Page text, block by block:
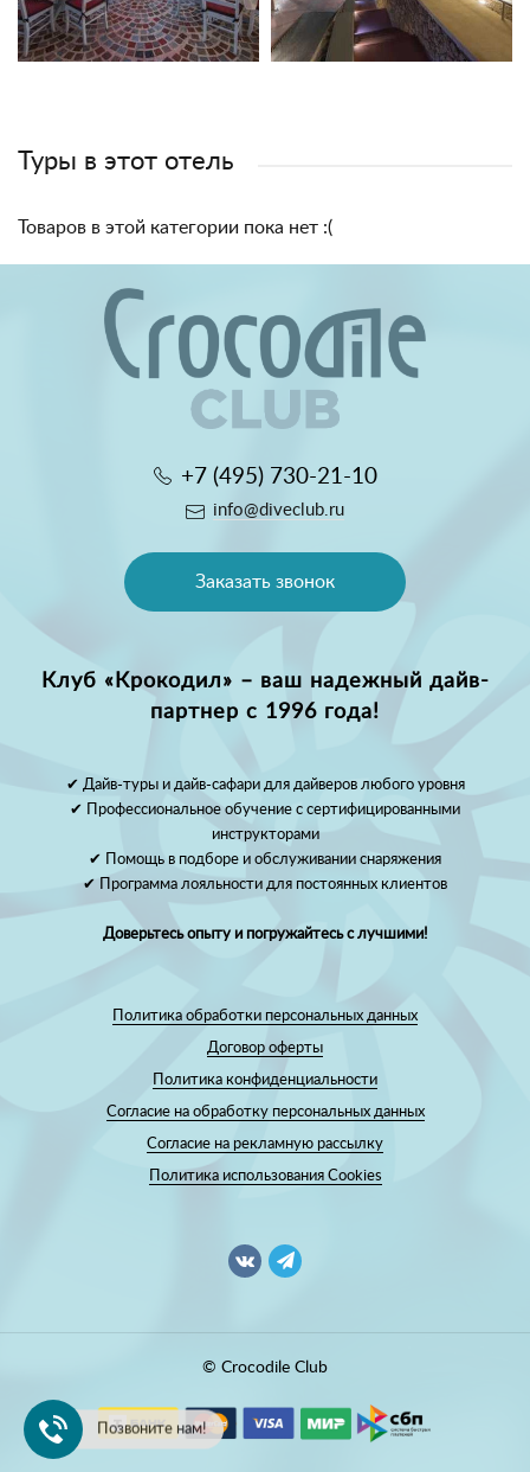
Туры в этот отель
Товаров в этой категории пока нет :(
+7 (495) 730-21-10
info@diveclub.ru
Заказать звонок
Клуб «Крокодил» – ваш надежный дайв-
партнер с 1996 года!
✔ Дайв-туры и дайв-сафари для дайверов любого уровня
✔ Профессиональное обучение с сертифицированными
инструкторами
✔ Помощь в подборе и обслуживании снаряжения
✔ Программа лояльности для постоянных клиентов
Доверьтесь опыту и погружайтесь с лучшими!
Политика обработки персональных данных
Договор оферты
Политика конфиденциальности
Согласие на обработку персональных данных
Согласие на рекламную рассылку
Политика использования Cookies
© Crocodile Club
Позвоните нам!